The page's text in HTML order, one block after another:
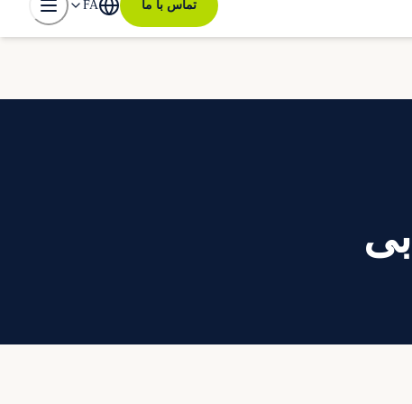
تماس با ما FA